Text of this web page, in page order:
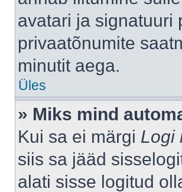
avatari ja signatuuri
privaatõnumite
minutit aega.
Üles
» Miks mind
Kui sa ei märgi Logi
siis sa jääd
alati sisse logitud